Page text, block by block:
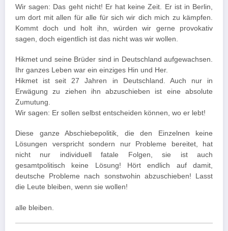
Wir sagen: Das geht nicht! Er hat keine Zeit. Er ist in Berlin,
um dort mit allen für alle für sich wir dich mich zu kämpfen.
Kommt doch und holt ihn, würden wir gerne provokativ
sagen, doch eigentlich ist das nicht was wir wollen.
Hikmet und seine Brüder sind in Deutschland aufgewachsen.
Ihr ganzes Leben war ein einziges Hin und Her.
Hikmet ist seit 27 Jahren in Deutschland. Auch nur in
Erwägung zu ziehen ihn abzuschieben ist eine absolute
Zumutung.
Wir sagen: Er sollen selbst entscheiden können, wo er lebt!
Diese ganze Abschiebepolitik, die den Einzelnen keine
Lösungen verspricht sondern nur Probleme bereitet, hat
nicht nur individuell fatale Folgen, sie ist auch
gesamtpolitisch keine Lösung! Hört endlich auf damit,
deutsche Probleme nach sonstwohin abzuschieben! Lasst
die Leute bleiben, wenn sie wollen!
alle bleiben.